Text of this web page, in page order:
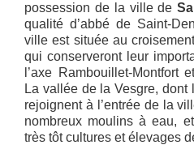
possession de la ville de
qualité d’abbé de Saint-
ville est située au
qui conserveront leur
l’axe Rambouillet-Montfort
La vallée de la Vesgre, dont
rejoignent à l’entrée de la
nombreux moulins à eau,
très tôt cultures et élevages